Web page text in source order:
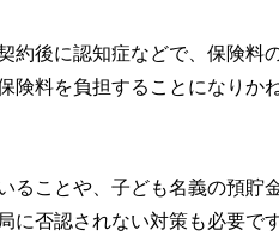
約後に認知症などで、保険料
険料を負担することになりか
ることや、子ども名義の預貯
否認されない対策も必要です